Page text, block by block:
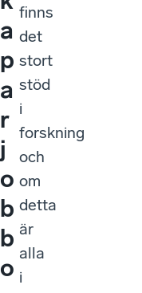
a
p
a
r
j
o
b
b
o
finns
det
stort
stöd
i
forskning
och
om
detta
är
alla
i